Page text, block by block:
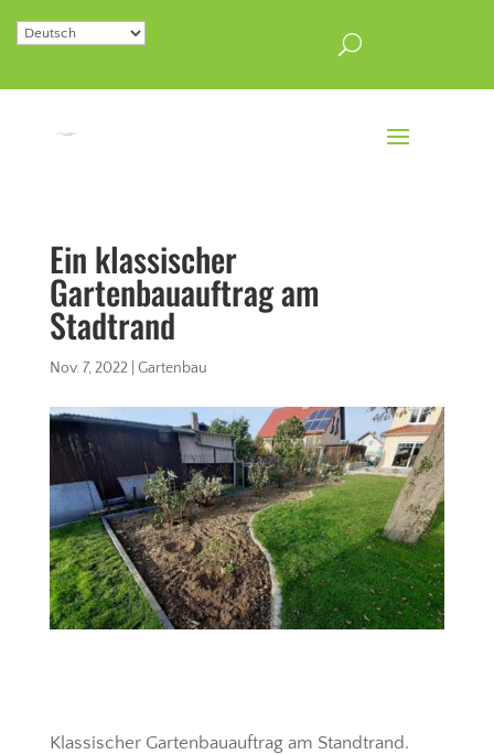
Ein klassischer
Gartenbauauftrag am
Stadtrand
Nov. 7, 2022| Gartenbau
Klassischer Gartenbauauftrag am Standtrand.